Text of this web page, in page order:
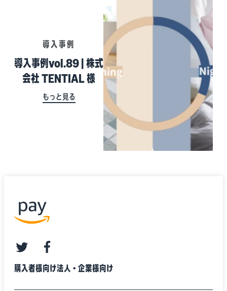
導入事例
導入事例vol.89 | 株式
会社 TENTIAL 様
もっと見る
購入者様向け法人・企業様向け
twitterfacebook